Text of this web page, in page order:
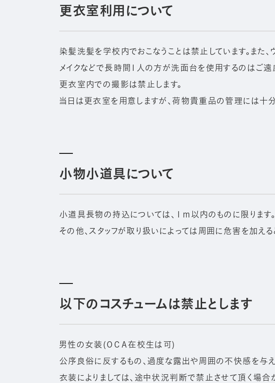
更衣室利用について
染髪洗髪を学校内でおこなうことは禁止しています。また
メイクなどで長時間1人の方が洗面台を使用するのはご遠
更衣室内での撮影は禁止します。
当日は更衣室を用意しますが、荷物貴重品の管理には十
小物小道具について
小道具長物の持込については、１ｍ以内のものに限ります。
その他、スタッフが取り扱いによっては周囲に危害を加え
以下のコスチュームは禁止とします
男性の女装(ＯＣＡ在校生は可)
公序良俗に反するもの、過度な露出や周囲の不快感を与え
衣装によりましては、途中状況判断で禁止させて頂く場合